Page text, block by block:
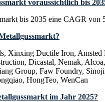
voraussichtlich bis
bis 2035 eine CAGR von
Xinxing Ductile Iron,
Dicastal, Nemak,
Group, Faw Foundry,
HongTeo, WenCan
im Jahr 2025?